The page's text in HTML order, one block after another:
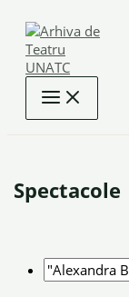
content
Spectacole